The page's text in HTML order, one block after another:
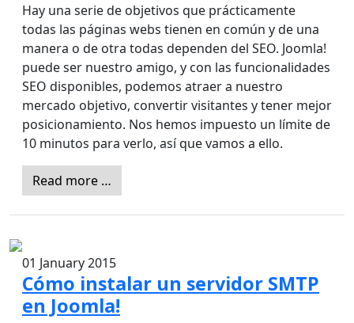
Hay una serie de objetivos que prácticamente
todas las páginas webs tienen en común y de una
manera o de otra todas dependen del SEO. Joomla!
puede ser nuestro amigo, y con las funcionalidades
SEO disponibles, podemos atraer a nuestro
mercado objetivo, convertir visitantes y tener mejor
posicionamiento. Nos hemos impuesto un límite de
10 minutos para verlo, así que vamos a ello.
Read more …
01 January 2015
Cómo instalar un servidor SMTP
en Joomla!